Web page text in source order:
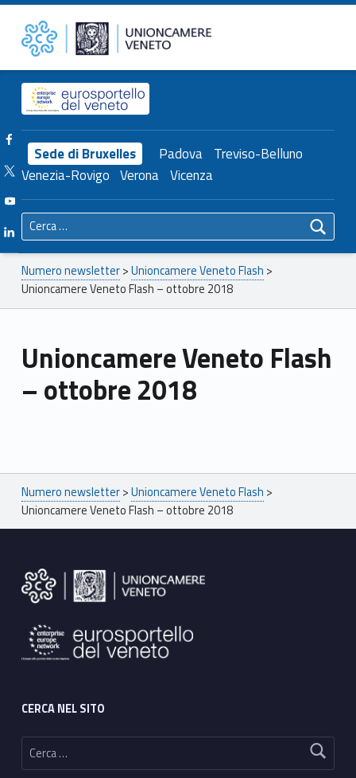
Unioncamere Veneto Flash – ottobre 2018 – Unioncamere del Veneto Unioncamere del Veneto
Header info sidebar
Sede di Bruxelles Padova Treviso-Belluno
Venezia-Rovigo Verona Vicenza
Facebook Unioncamere Veneto
Twitter Unioncamere Veneto
Youtube Unioncamere Veneto
Linkedin Unioncamere Veneto
Ricerca per:
Breadcrumbs navigation
Numero newsletter>Unioncamere Veneto Flash >
Unioncamere Veneto Flash – ottobre 2018
Unioncamere Veneto Flash
– ottobre 2018
Breadcrumbs navigation
Numero newsletter>Unioncamere Veneto Flash >
Unioncamere Veneto Flash – ottobre 2018
CERCA NEL SITO
Ricerca per: